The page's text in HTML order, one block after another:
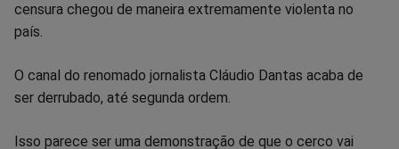
no
FacebookWhatsappTwitterMessengerTelegramGettr
censura chegou de maneira extremamente violenta no
país.
O canal do renomado jornalista Cláudio Dantas acaba de
ser derrubado, até segunda ordem.
Isso parece ser uma demonstração de que o cerco vai